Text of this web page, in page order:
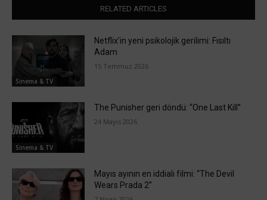
RELATED ARTICLES
Sinema & TV
Netflix’in yeni psikolojik gerilimi: Fısıltı
Adam
15 Temmuz 2026
Sinema & TV
The Punisher geri döndü: “One Last Kill”
24 Mayıs 2026
Mayıs ayının en iddialı filmi: “The Devil
Wears Prada 2”